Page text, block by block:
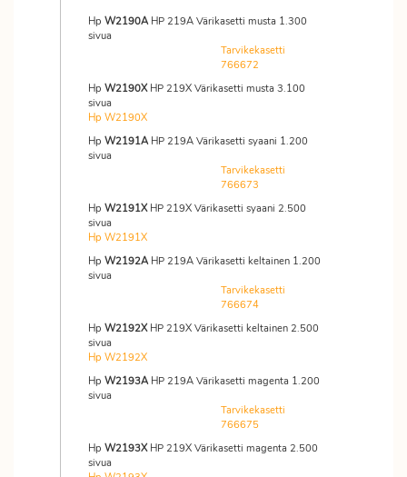
Hp W2190AHP 219A Värikasetti musta 1.300
sivua
Tarvikekasetti
766672
Hp W2190XHP 219X Värikasetti musta 3.100
sivua
Hp W2190X
Hp W2191AHP 219A Värikasetti syaani 1.200
sivua
Tarvikekasetti
766673
Hp W2191XHP 219X Värikasetti syaani 2.500
sivua
Hp W2191X
Hp W2192AHP 219A Värikasetti keltainen 1.200
sivua
Tarvikekasetti
766674
Hp W2192XHP 219X Värikasetti keltainen 2.500
sivua
Hp W2192X
Hp W2193AHP 219A Värikasetti magenta 1.200
sivua
Tarvikekasetti
766675
Hp W2193XHP 219X Värikasetti magenta 2.500
sivua